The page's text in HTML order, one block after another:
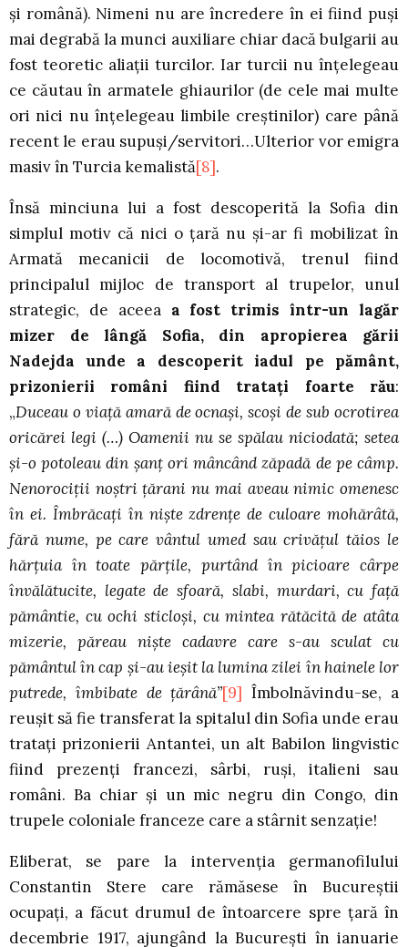
şi română). Nimeni nu are încredere în ei fiind puşi
mai degrabă la munci auxiliare chiar dacă bulgarii au
fost teoretic aliaţii turcilor. Iar turcii nu înţelegeau
ce căutau în armatele ghiaurilor (de cele mai multe
ori nici nu înţelegeau limbile creştinilor) care până
recent le erau supuşi/servitori…Ulterior vor emigra
masiv în Turcia kemalistă[8].
Însă minciuna lui a fost descoperită la Sofia din
simplul motiv că nici o ţară nu şi-ar fi mobilizat în
Armată mecanicii de locomotivă, trenul fiind
principalul mijloc de transport al trupelor, unul
strategic, de aceea a fost trimis într-un lagăr
mizer de lângă Sofia, din apropierea gării
Nadejda unde a descoperit iadul pe pământ,
prizonierii români fiind trataţi foarte rău:
„Duceau o viaţă amară de ocnaşi, scoşi de sub ocrotirea
oricărei legi (…) Oamenii nu se spălau niciodată; setea
şi-o potoleau din şanţ ori mâncând zăpadă de pe câmp.
Nenorociţii noştri ţărani nu mai aveau nimic omenesc
în ei. Îmbrăcaţi în nişte zdrenţe de culoare mohărâtă,
fără nume, pe care vântul umed sau crivăţul tăios le
hărţuia în toate părţile, purtând în picioare cârpe
învălătucite, legate de sfoară, slabi, murdari, cu faţă
pământie, cu ochi sticloşi, cu mintea rătăcită de atâta
mizerie, păreau nişte cadavre care s-au sculat cu
pământul în cap şi-au ieşit la lumina zilei în hainele lor
putrede, îmbibate de ţărână”[9] Îmbolnăvindu-se, a
reuşit să fie transferat la spitalul din Sofia unde erau
trataţi prizonierii Antantei, un alt Babilon lingvistic
fiind prezenţi francezi, sârbi, ruşi, italieni sau
români. Ba chiar şi un mic negru din Congo, din
trupele coloniale franceze care a stârnit senzaţie!
Eliberat, se pare la intervenţia germanofilului
Constantin Stere care rămăsese în Bucureştii
ocupaţi, a făcut drumul de întoarcere spre ţară în
decembrie 1917, ajungând la Bucureşti în ianuarie